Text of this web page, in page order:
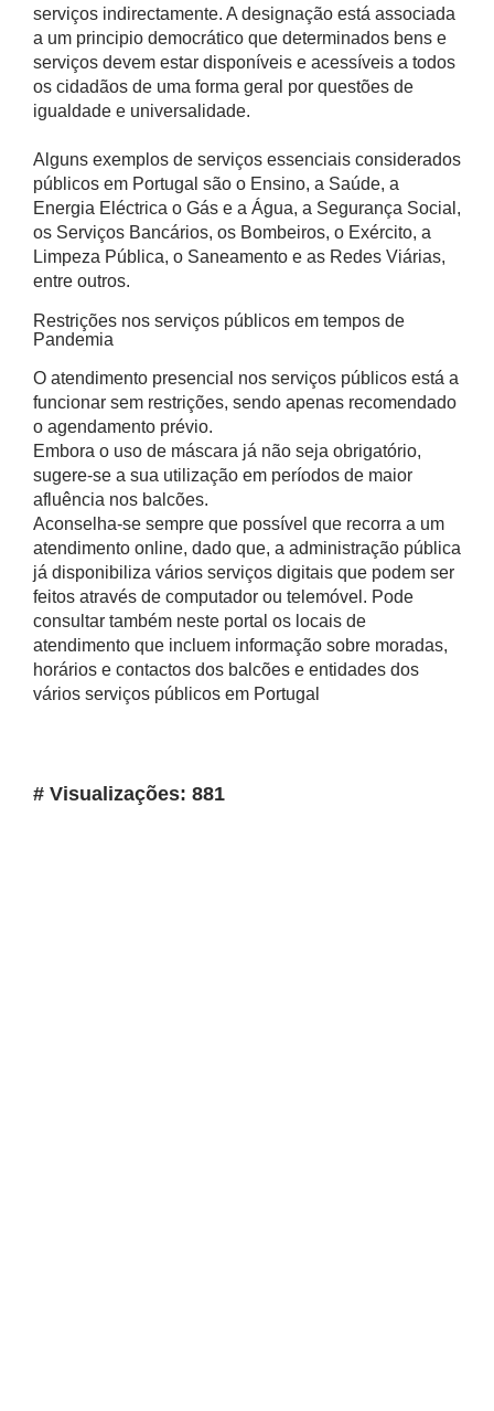
serviços indirectamente. A designação está associada
a um principio democrático que determinados bens e
serviços devem estar disponíveis e acessíveis a todos
os cidadãos de uma forma geral por questões de
igualdade e universalidade.
Alguns exemplos de serviços essenciais considerados
públicos em Portugal são o Ensino, a Saúde, a
Energia Eléctrica o Gás e a Água, a Segurança Social,
os Serviços Bancários, os Bombeiros, o Exército, a
Limpeza Pública, o Saneamento e as Redes Viárias,
entre outros.
Restrições nos serviços públicos em tempos de
Pandemia
O atendimento presencial nos serviços públicos está a
funcionar sem restrições, sendo apenas recomendado
o agendamento prévio.
Embora o uso de máscara já não seja obrigatório,
sugere-se a sua utilização em períodos de maior
afluência nos balcões.
Aconselha-se sempre que possível que recorra a um
atendimento online, dado que, a administração pública
já disponibiliza vários serviços digitais que podem ser
feitos através de computador ou telemóvel. Pode
consultar também neste portal os locais de
atendimento que incluem informação sobre moradas,
horários e contactos dos balcões e entidades dos
vários serviços públicos em Portugal
# Visualizações: 881